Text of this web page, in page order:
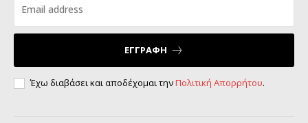
ΕΓΓΡΑΦΗ
Έχω διαβάσει και αποδέχομαι τηνΠολιτική Απορρήτου.